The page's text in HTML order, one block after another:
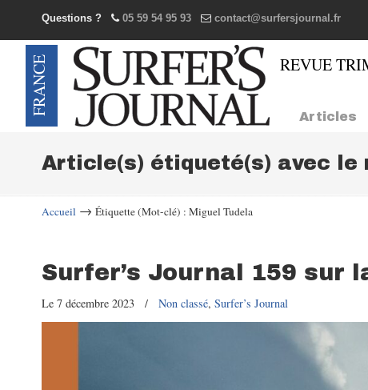
Questions ? 05 59 54 95 93 contact@surfersjournal.fr
Articles
Navigation
Article(s) étiqueté(s) avec le
Accueil → Étiquette (Mot-clé) : Miguel Tudela
Surfer’s Journal 159 sur
Le 7 décembre 2023 / Non classé, Surfer’s Journal